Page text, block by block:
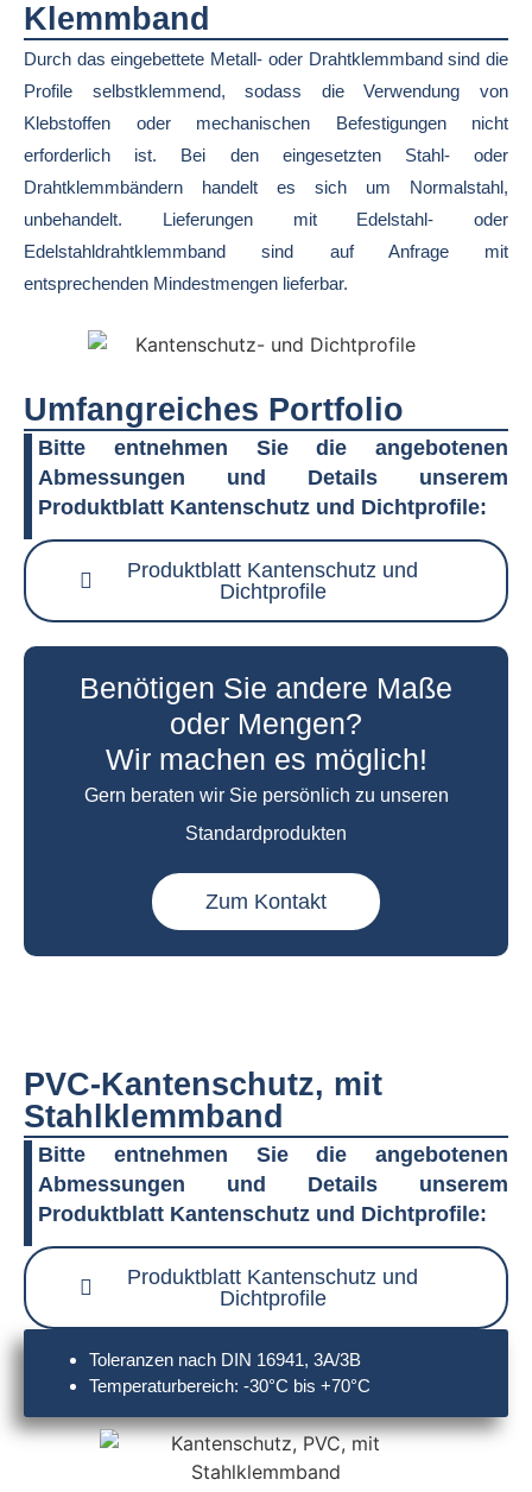
Klemmband
Durch das eingebettete Metall- oder Drahtklemmband sind die
Profile selbstklemmend, sodass die Verwendung von
Klebstoffen oder mechanischen Befestigungen nicht
erforderlich ist. Bei den eingesetzten Stahl- oder
Drahtklemmbändern handelt es sich um Normalstahl,
unbehandelt. Lieferungen mit Edelstahl- oder
Edelstahldrahtklemmband sind auf Anfrage mit
entsprechenden Mindestmengen lieferbar.
Umfangreiches Portfolio
Bitte entnehmen Sie die angebotenen
Abmessungen und Details unserem
Produktblatt Kantenschutz und Dichtprofile:
Produktblatt Kantenschutz und
Dichtprofile
Benötigen Sie andere Maße
oder Mengen?
Wir machen es möglich!
Gern beraten wir Sie persönlich zu unseren
Standardprodukten
Zum Kontakt
PVC-Kantenschutz, mit
Stahlklemmband
Bitte entnehmen Sie die angebotenen
Abmessungen und Details unserem
Produktblatt Kantenschutz und Dichtprofile:
Produktblatt Kantenschutz und
Dichtprofile
Toleranzen nach DIN 16941, 3A/3B
Temperaturbereich: -30°C bis +70°C